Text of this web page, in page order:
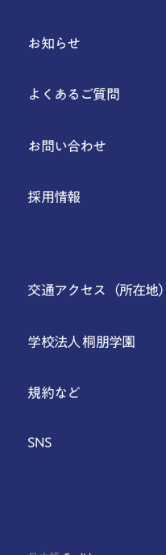
お知らせ
よくあるご質問
お問い合わせ
採用情報
交通アクセス（所在地）
学校法人 桐朋学園
規約など
SNS